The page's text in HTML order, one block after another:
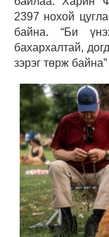
2397 нохой
байна. “Би
бахархалтай,
зэрэг төрж